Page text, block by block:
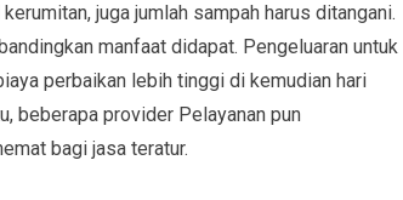
juga jumlah sampah harus ditangani.
manfaat didapat. Pengeluaran untuk
perbaikan lebih tinggi di kemudian hari
beberapa provider Pelayanan pun
bagi jasa teratur.